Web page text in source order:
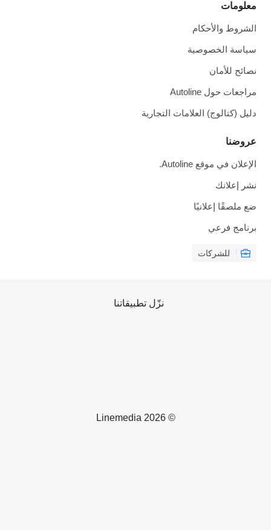
معلومات
الشروط والأحكام
سياسة الخصوصية
نصائح للأمان
مراجعات حول Autoline
دليل (كتالوج) العلامات التجارية
عروضنا
الإعلان في موقع Autoline.
نشر إعلانك
ضع ملصقًا إعلانيًا
برنامج فرعي
للشركات
© 2026 Linemedia
نزّل تطبيقاتنا